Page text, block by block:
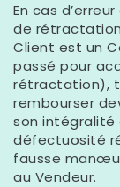
En cas
de
Client est un
passé pour
rétractation),
rembourser
son
défectuosité
fausse
au Vendeur.